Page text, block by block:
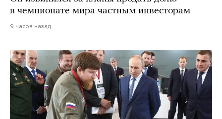
в чемпионате мира частным инвесторам
9 часов назад